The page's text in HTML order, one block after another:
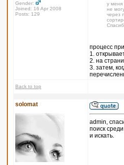
Gender:
Joined: 16 Apr 2008
Posts: 129
у меня
не
через
процесс
1.
2. на
3. затем,
Back to top
solomat
admin,
поиск
и искать.